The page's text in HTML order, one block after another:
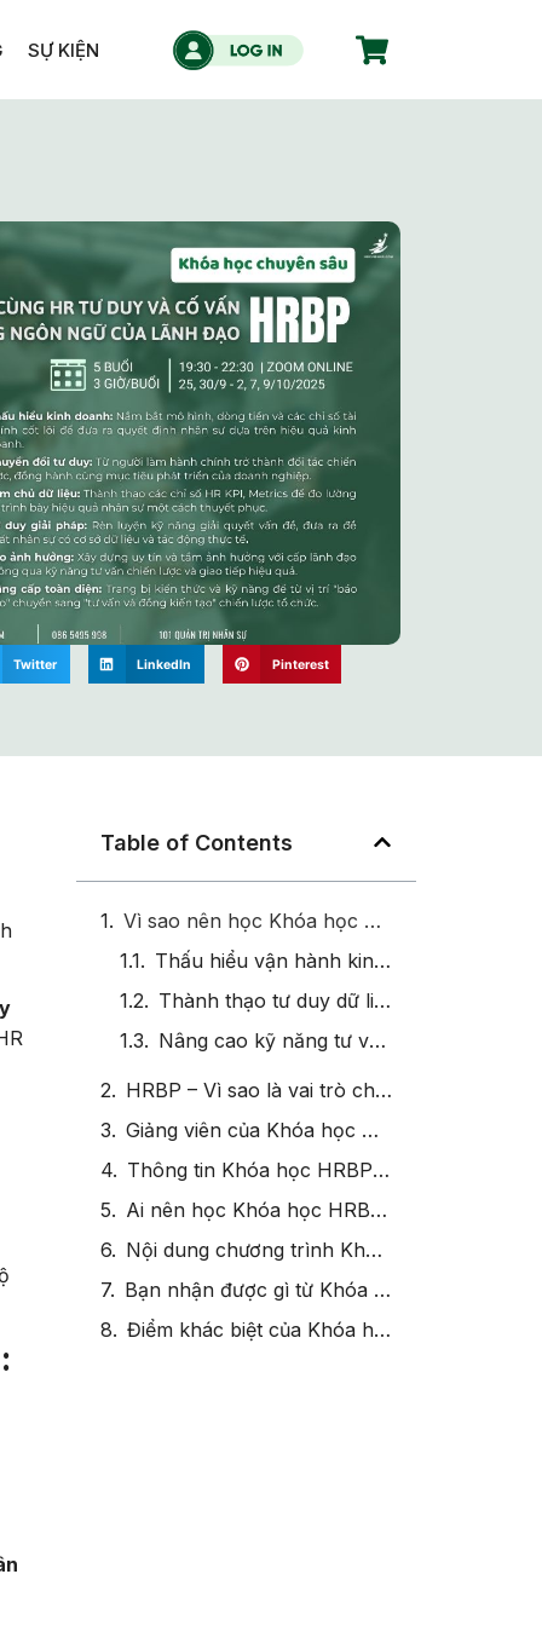
SỰ KIỆN
Twitter LinkedIn Pinterest
Table of Contents
Vì sao nên học Khóa học HRBP Chuyên Sâu, Nhân Sự Thực Chiến?
Thấu hiểu vận hành kinh doanh & tài chính doanh nghiệp:
Thành thạo tư duy dữ liệu và đo lường hiệu quả nhân sự:
Nâng cao kỹ năng tư vấn chiến lược & giao tiếp ảnh hưởng:
HRBP – Vì sao là vai trò chiến lược của thời đại mới?
Giảng viên của Khóa học HRBP Chuyên Sâu, Nhân Sự Thực Chiến
Thông tin Khóa học HRBP Chuyên Sâu, Nhân Sự Thực Chiến
Ai nên học Khóa học HRBP Chuyên Sâu, Nhân Sự Thực Chiến?
Nội dung chương trình Khóa học HRBP Chuyên Sâu, Nhân Sự Thực Chiến
Bạn nhận được gì từ Khóa học HRBP Chuyên Sâu, Nhân Sự Thực Chiến?
Điểm khác biệt của Khóa học HRBP Chuyên Sâu, Nhân Sự Thực Chiến